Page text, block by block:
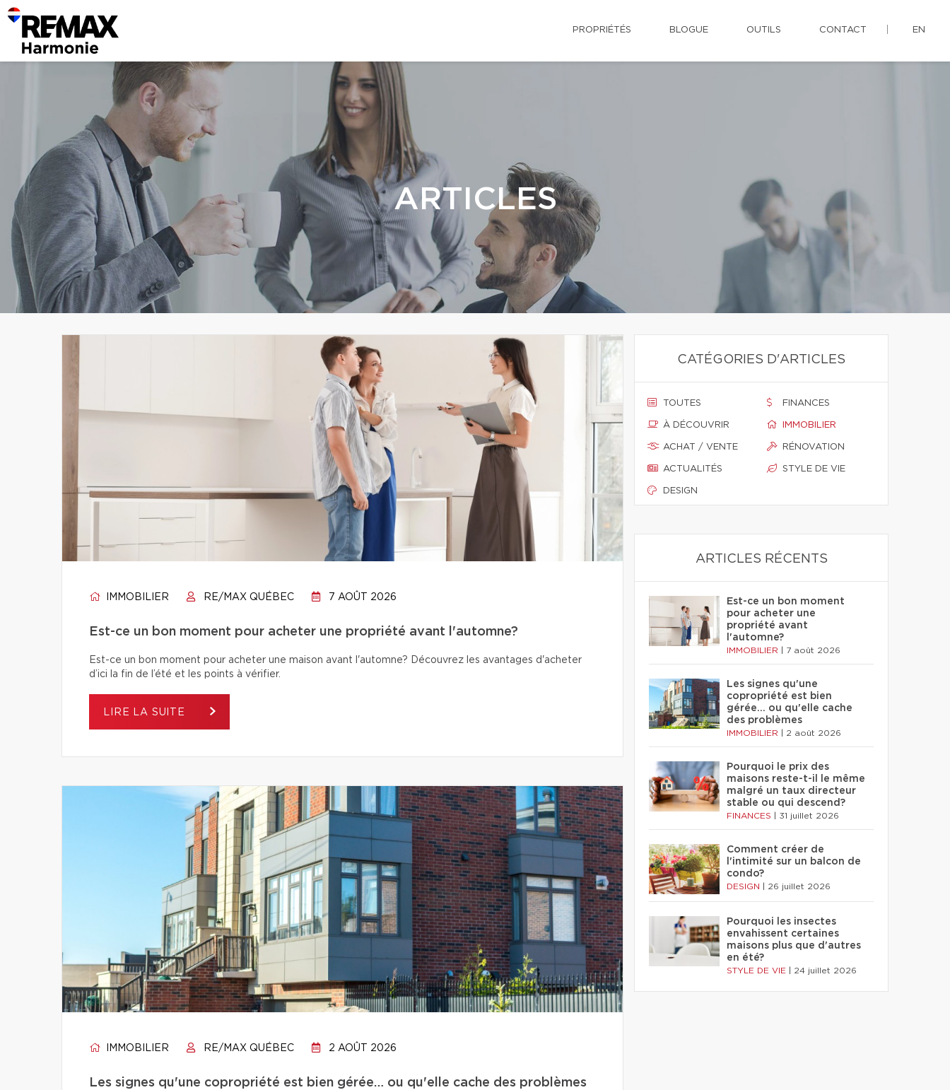
PROPRIÉTÉS BLOGUE OUTILS CONTACT EN
ARTICLES
IMMOBILIER RE/MAX QUÉBEC 7 AOÛT 2026
Est-ce un bon moment pour acheter une propriété avant l'automne?
Est-ce un bon moment pour acheter une maison avant l'automne? Découvrez les avantages d'acheter
d’ici la fin de l’été et les points à vérifier.
LIRE LA SUITE
IMMOBILIER RE/MAX QUÉBEC 2 AOÛT 2026
Les signes qu'une copropriété est bien gérée… ou qu'elle cache des problèmes
CATÉGORIES D'ARTICLES
TOUTES
À DÉCOUVRIR
ACHAT / VENTE
ACTUALITÉS
DESIGN
FINANCES
IMMOBILIER
RÉNOVATION
STYLE DE VIE
ARTICLES RÉCENTS
Est-ce un bon moment
pour acheter une
propriété avant
l'automne?
IMMOBILIER 7 août 2026
Les signes qu'une
copropriété est bien
gérée… ou qu'elle cache
des problèmes
IMMOBILIER 2 août 2026
Pourquoi le prix des
maisons reste-t-il le même
malgré un taux directeur
stable ou qui descend?
FINANCES 31 juillet 2026
Comment créer de
l'intimité sur un balcon de
condo?
DESIGN 26 juillet 2026
Pourquoi les insectes
envahissent certaines
maisons plus que d'autres
en été?
STYLE DE VIE 24 juillet 2026